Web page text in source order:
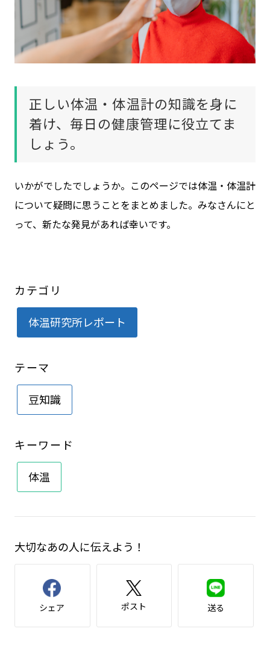
正しい体温・体温計の知識を身に
着け、毎日の健康管理に役立てま
しょう。
いかがでしたでしょうか。このページでは体温・体温計
について疑問に思うことをまとめました。みなさんにと
って、新たな発見があれば幸いです。
カテゴリ
体温研究所レポート
テーマ
豆知識
キーワード
体温
大切なあの人に伝えよう！
シェア ポスト 送る